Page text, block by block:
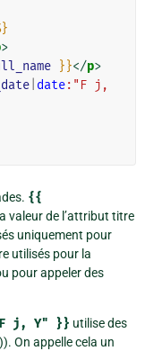
>
}}</p>
date:"F j,
{{
valeur de l’attribut titre
uniquement pour
utilisés pour la
pour appeler des
j, Y" }} utilise des
On appelle cela un